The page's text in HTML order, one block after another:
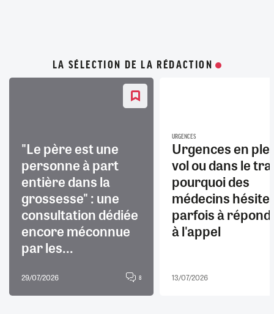
LA SÉLECTION DE LA RÉDACTION
"Le père est une
personne à part
entière dans la
grossesse" : une
consultation dédiée
encore méconnue
par les...
29/07/2026 8
URGENCES
Urgences en
vol ou dans le
pourquoi des
médecins
parfois à
à l'appel
13/07/2026